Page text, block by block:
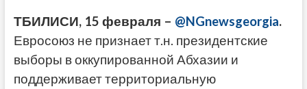
ТБИЛИСИ, 15 февраля – @NGnewsgeorgia.
Евросоюз не признает т.н. президентские
выборы в оккупированной Абхазии и
поддерживает территориальную